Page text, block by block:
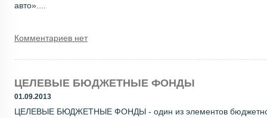
авто»....
Комментариев нет
ЦЕЛЕВЫЕ БЮДЖЕТНЫЕ ФОНДЫ
01.09.2013
ЦЕЛЕВЫЕ БЮДЖЕТНЫЕ ФОНДЫ - один из элементов